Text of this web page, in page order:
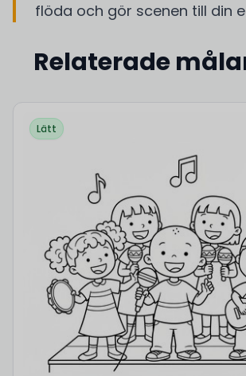
flöda och gör scenen till din
Relaterade
Lätt